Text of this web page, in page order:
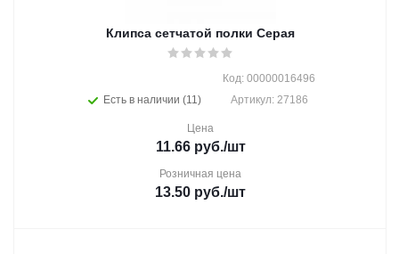
Клипса сетчатой полки Cерая
Есть в наличии (11)
Код: 00000016496
Артикул: 27186
Цена
11.66руб./шт
Розничная цена
13.50 руб./шт